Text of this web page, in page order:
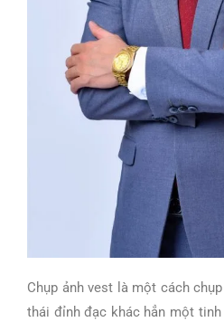
Chụp ảnh vest là một cách
thái đỉnh đạc khác hẳn một